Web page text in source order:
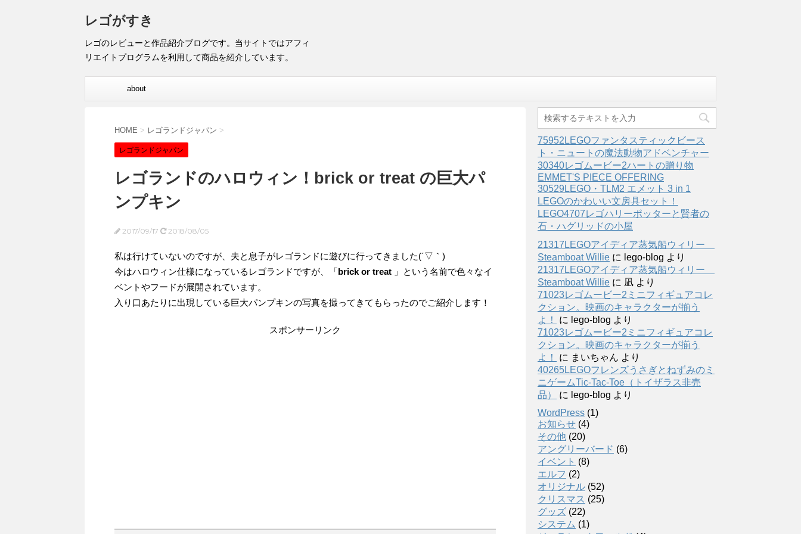
レゴがすき
レゴのレビューと作品紹介ブログです。当サイトではアフィ
リエイトプログラムを利用して商品を紹介しています。
about
HOME > レゴランドジャパン >
レゴランドジャパン
レゴランドのハロウィン！brick or treat の巨大パ
ンプキン
2017/09/17 2018/08/05
私は行けていないのですが、夫と息子がレゴランドに遊びに行ってきました(´▽｀)
今はハロウィン仕様になっているレゴランドですが、「brick or treat 」という名前で色々なイ
ベントやフードが展開されています。
入り口あたりに出現している巨大パンプキンの写真を撮ってきてもらったのでご紹介します！
スポンサーリンク
75952LEGOファンタスティックビース
ト・ニュートの魔法動物アドベンチャー
30340レゴムービー2ハートの贈り物
EMMET'S PIECE OFFERING
30529LEGO・TLM2 エメット 3 in 1
LEGOのかわいい文房具セット！
LEGO4707レゴハリーポッターと賢者の
石・ハグリッドの小屋
21317LEGOアイディア蒸気船ウィリー
Steamboat Willie に lego-blog より
21317LEGOアイディア蒸気船ウィリー
Steamboat Willie に 凪 より
71023レゴムービー2ミニフィギュアコレ
クション。映画のキャラクターが揃う
よ！
に lego-blog より
71023レゴムービー2ミニフィギュアコレ
クション。映画のキャラクターが揃う
よ！
に まいちゃん より
40265LEGOフレンズうさぎとねずみのミ
ニゲームTic-Tac-Toe（トイザラス非売
品）
に lego-blog より
WordPress (1)
お知らせ (4)
その他 (20)
アングリーバード (6)
イベント (8)
エルフ (2)
オリジナル (52)
クリスマス (25)
グッズ (22)
システム (1)